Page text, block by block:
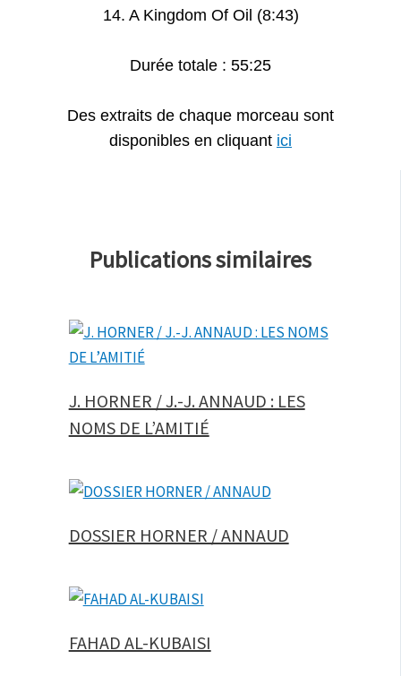
14. A Kingdom Of Oil (8:43)
Durée totale : 55:25
Des extraits de chaque morceau sont
disponibles en cliquant ici
Publications similaires
J. HORNER / J.-J. ANNAUD : LES
NOMS DE L’AMITIÉ
DOSSIER HORNER / ANNAUD
FAHAD AL-KUBAISI